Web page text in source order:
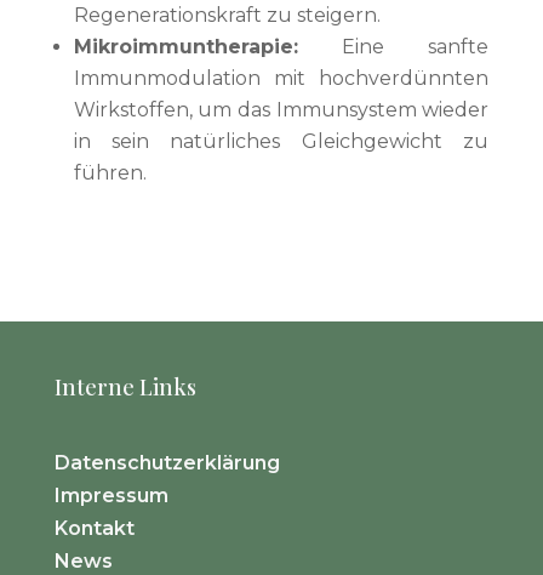
Regenerationskraft zu steigern.
Mikroimmuntherapie:Eine sanfte
Immunmodulation mit hochverdünnten
Wirkstoffen, um das Immunsystem wieder
in sein natürliches Gleichgewicht zu
führen.
Interne Links
Datenschutzerklärung
Impressum
Kontakt
News